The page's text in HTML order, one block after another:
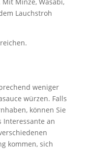
Lauchstroh
weniger
würzen. Falls
können Sie
Interessante an
kommen, sich